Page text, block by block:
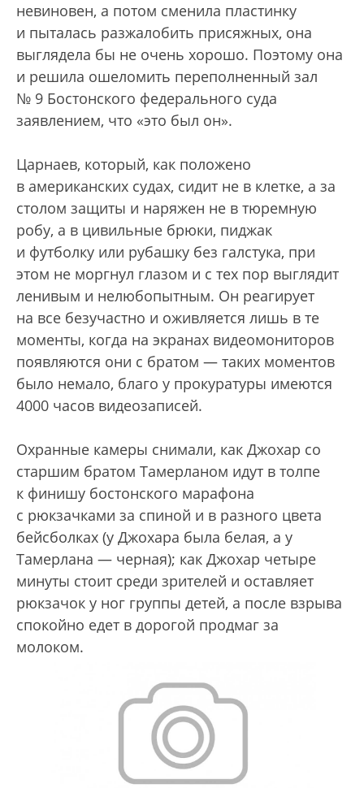
невиновен, а потом сменила пластинку
и пыталась разжалобить присяжных, она
выглядела бы не очень хорошо. Поэтому она
и решила ошеломить переполненный зал
№ 9 Бостонского федерального суда
заявлением, что «это был он».
Царнаев, который, как положено
в американских судах, сидит не в клетке, а за
столом защиты и наряжен не в тюремную
робу, а в цивильные брюки, пиджак
и футболку или рубашку без галстука, при
этом не моргнул глазом и с тех пор выглядит
ленивым и нелюбопытным. Он реагирует
на все безучастно и оживляется лишь в те
моменты, когда на экранах видеомониторов
появляются они с братом — таких моментов
было немало, благо у прокуратуры имеются
4000 часов видеозаписей.
Охранные камеры снимали, как Джохар со
старшим братом Тамерланом идут в толпе
к финишу бостонского марафона
с рюкзачками за спиной и в разного цвета
бейсболках (у Джохара была белая, а у
Тамерлана — черная); как Джохар четыре
минуты стоит среди зрителей и оставляет
рюкзачок у ног группы детей, а после взрыва
спокойно едет в дорогой продмаг за
молоком.